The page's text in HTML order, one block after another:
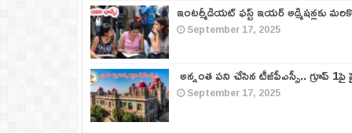
ఇంటర్మీడియట్ ఫస్ట్‌ ఇయర్‌ అడ్మిషన్లకు
September 17, 2025
అన్నంత పని చేసిన టీజీపీఎస్సీ.. గ్రూప్‌
September 17, 2025